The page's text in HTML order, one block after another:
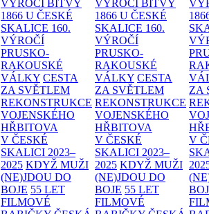
VÝROČÍ BITVY
1866 U ČESKÉ
SKALICE 160.
VÝROČÍ
PRUSKO-
RAKOUSKÉ
VÁLKY CESTA
ZA SVĚTLEM
REKONSTRUKCE
VOJENSKÉHO
HŘBITOVA
V ČESKÉ
SKALICI 2023–
2025 KDYŽ MUŽI
(NE)JDOU DO
BOJE 55 LET
FILMOVÉ
VÝROČÍ BITVY
1866 U ČESKÉ
SKALICE 160.
VÝROČÍ
PRUSKO-
RAKOUSKÉ
VÁLKY CESTA
ZA SVĚTLEM
REKONSTRUKCE
VOJENSKÉHO
HŘBITOVA
V ČESKÉ
SKALICI 2023–
2025 KDYŽ MUŽI
(NE)JDOU DO
BOJE 55 LET
FILMOVÉ
ZA
V